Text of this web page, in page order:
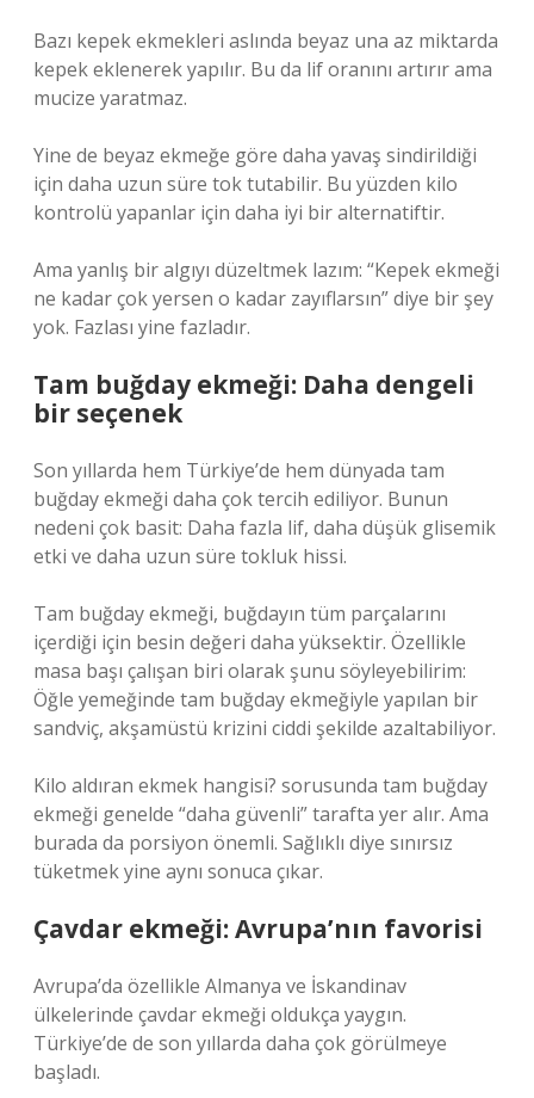
Bazı kepek ekmekleri aslında beyaz una az miktarda
kepek eklenerek yapılır. Bu da lif oranını artırır ama
mucize yaratmaz.
Yine de beyaz ekmeğe göre daha yavaş sindirildiği
için daha uzun süre tok tutabilir. Bu yüzden kilo
kontrolü yapanlar için daha iyi bir alternatiftir.
Ama yanlış bir algıyı düzeltmek lazım: “Kepek ekmeği
ne kadar çok yersen o kadar zayıflarsın” diye bir şey
yok. Fazlası yine fazladır.
Tam buğday ekmeği: Daha dengeli
bir seçenek
Son yıllarda hem Türkiye’de hem dünyada tam
buğday ekmeği daha çok tercih ediliyor. Bunun
nedeni çok basit: Daha fazla lif, daha düşük glisemik
etki ve daha uzun süre tokluk hissi.
Tam buğday ekmeği, buğdayın tüm parçalarını
içerdiği için besin değeri daha yüksektir. Özellikle
masa başı çalışan biri olarak şunu söyleyebilirim:
Öğle yemeğinde tam buğday ekmeğiyle yapılan bir
sandviç, akşamüstü krizini ciddi şekilde azaltabiliyor.
Kilo aldıran ekmek hangisi? sorusunda tam buğday
ekmeği genelde “daha güvenli” tarafta yer alır. Ama
burada da porsiyon önemli. Sağlıklı diye sınırsız
tüketmek yine aynı sonuca çıkar.
Çavdar ekmeği: Avrupa’nın favorisi
Avrupa’da özellikle Almanya ve İskandinav
ülkelerinde çavdar ekmeği oldukça yaygın.
Türkiye’de de son yıllarda daha çok görülmeye
başladı.